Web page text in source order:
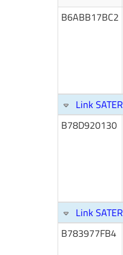
B6ABB17BC2
Link SATER
B78D920130
Link SATER
B783977FB4